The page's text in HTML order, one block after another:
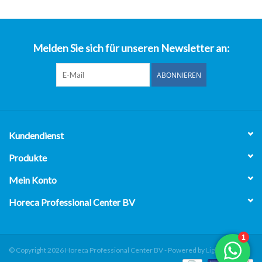
Melden Sie sich für unseren Newsletter an:
ABONNIEREN
Kundendienst
Produkte
Mein Konto
Horeca Professional Center BV
© Copyright 2026 Horeca Professional Center BV - Powered by Lightspeed